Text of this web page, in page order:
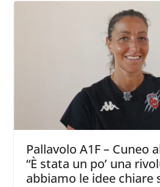
Pallavolo A1F – Cuneo
“È stata un po’ una
abbiamo le idee chiare